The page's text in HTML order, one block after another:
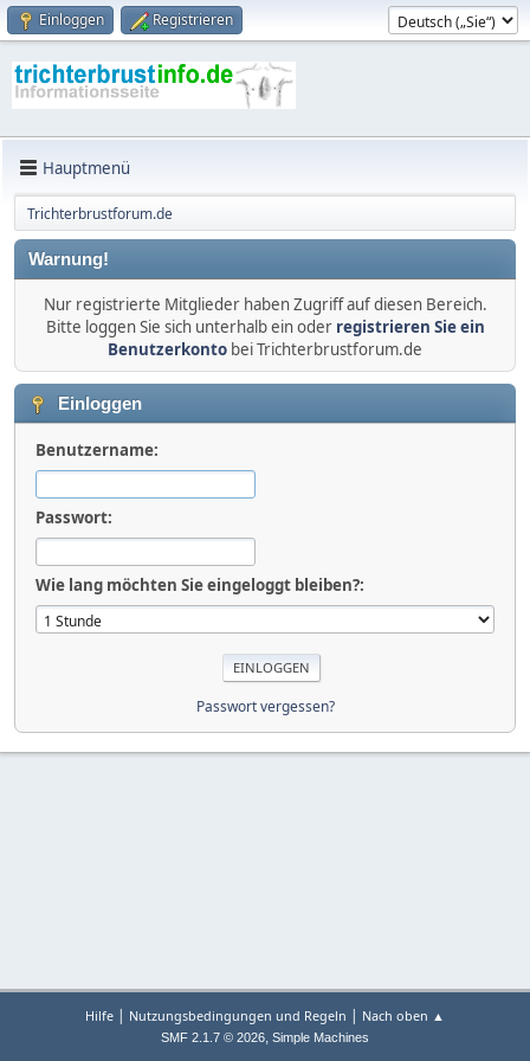
Einloggen Registrieren
Hauptmenü
Trichterbrustforum.de
Warnung!
Nur registrierte Mitglieder haben Zugriff auf diesen Bereich.
Bitte loggen Sie sich unterhalb ein oder registrieren Sie ein
Benutzerkonto bei Trichterbrustforum.de
Einloggen
Benutzername:
Passwort:
Wie lang möchten Sie eingeloggt bleiben?:
Passwort vergessen?
Hilfe | Nutzungsbedingungen und Regeln | Nach oben ▲
SMF 2.1.7 © 2026, Simple Machines